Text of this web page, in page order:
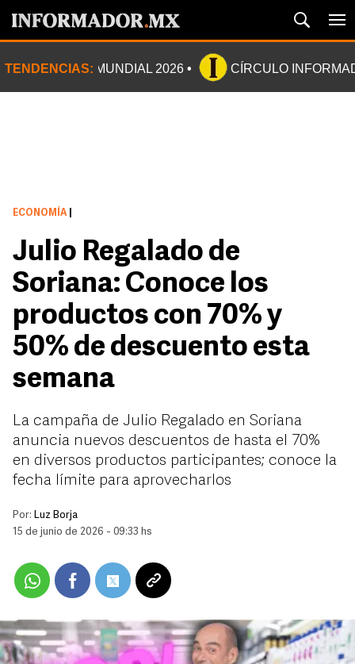
TENDENCIAS: MUNDIAL 2026 CÍRCULO
ECONOMÍA
Julio Regalado de
Soriana: Conoce los
productos con 70% y
50% de descuento esta
semana
La campaña de Julio Regalado en Soriana
anuncia nuevos descuentos de hasta el 70%
en diversos productos participantes; conoce la
fecha límite para aprovecharlos
Por: Luz Borja
15 de junio de 2026 - 09:33 hs